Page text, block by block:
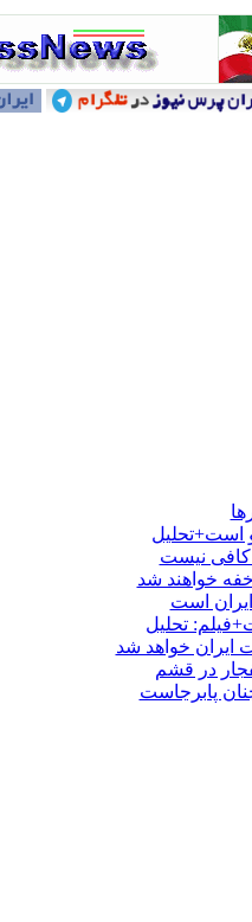
است+تحلیل
کافی نیست
خواهند شد
ایران است
تحلیل
خواهد شد
در قشم
پابرجاست